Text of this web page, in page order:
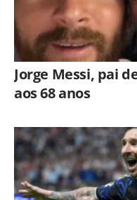
Jorge Messi, pai
aos 68 anos